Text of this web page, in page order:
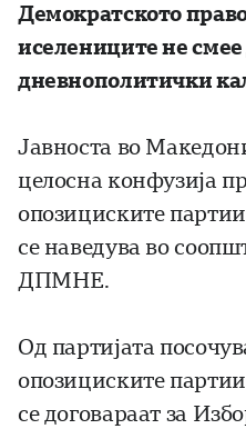
Демократското
иселениците не
дневнополитички
Јавноста во
целосна конфузија
опозициските
се наведува во
ДПМНЕ.
Од партијата
опозициските
се договараат за